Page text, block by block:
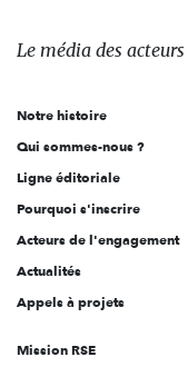
des
l'engagement
Le média des acteurs
Notre histoire
Qui sommes-nous ?
Ligne éditoriale
Pourquoi s'inscrire
Acteurs de l'engagement
Actualités
Appels à projets
Mission RSE